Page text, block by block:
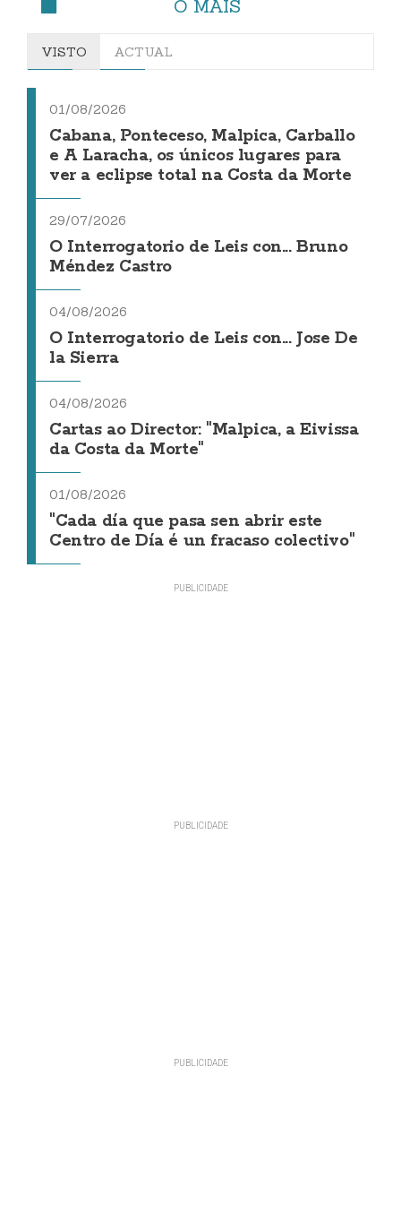
O MÁIS
VISTO ACTUAL
01/08/2026
Cabana, Ponteceso, Malpica, Carballo
e A Laracha, os únicos lugares para
ver a eclipse total na Costa da Morte
29/07/2026
O Interrogatorio de Leis con... Bruno
Méndez Castro
04/08/2026
O Interrogatorio de Leis con... Jose De
la Sierra
04/08/2026
Cartas ao Director: "Malpica, a Eivissa
da Costa da Morte"
01/08/2026
"Cada día que pasa sen abrir este
Centro de Día é un fracaso colectivo"